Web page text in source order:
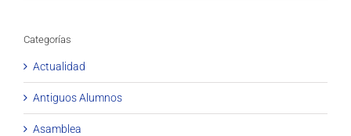
Categorías
Actualidad
Antiguos Alumnos
Asamblea